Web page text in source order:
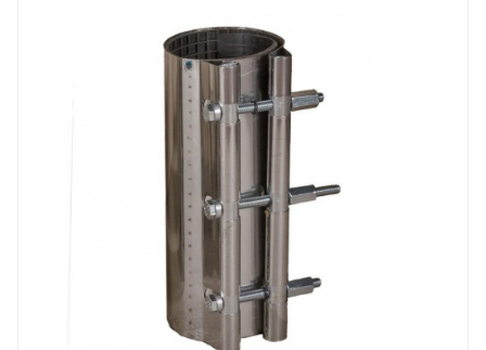
Габариты с упаковкой (ДхШхВ)
Паспорт
Ваше сообщение